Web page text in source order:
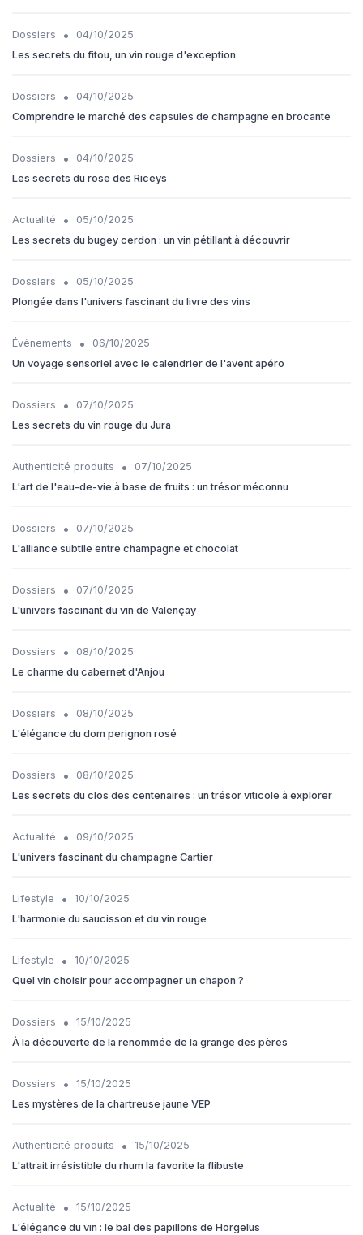
Dossiers •
04/10/2025
Les secrets du fitou, un vin rouge d'exception
Dossiers •
04/10/2025
Comprendre le marché des capsules de champagne en brocante
Dossiers •
04/10/2025
Les secrets du rose des Riceys
Actualité •
05/10/2025
Les secrets du bugey cerdon : un vin pétillant à découvrir
Dossiers •
05/10/2025
Plongée dans l'univers fascinant du livre des vins
Évènements •
06/10/2025
Un voyage sensoriel avec le calendrier de l'avent apéro
Dossiers •
07/10/2025
Les secrets du vin rouge du Jura
Authenticité produits •
07/10/2025
L'art de l'eau-de-vie à base de fruits : un trésor méconnu
Dossiers •
07/10/2025
L'alliance subtile entre champagne et chocolat
Dossiers •
07/10/2025
L'univers fascinant du vin de Valençay
Dossiers •
08/10/2025
Le charme du cabernet d'Anjou
Dossiers •
08/10/2025
L'élégance du dom perignon rosé
Dossiers •
08/10/2025
Les secrets du clos des centenaires : un trésor viticole à explorer
Actualité •
09/10/2025
L'univers fascinant du champagne Cartier
Lifestyle •
10/10/2025
L'harmonie du saucisson et du vin rouge
Lifestyle •
10/10/2025
Quel vin choisir pour accompagner un chapon ?
Dossiers •
15/10/2025
À la découverte de la renommée de la grange des pères
Dossiers •
15/10/2025
Les mystères de la chartreuse jaune VEP
Authenticité produits •
15/10/2025
L'attrait irrésistible du rhum la favorite la flibuste
Actualité •
15/10/2025
L'élégance du vin : le bal des papillons de Horgelus